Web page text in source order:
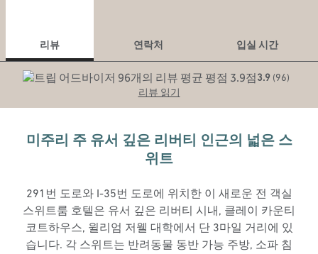
리뷰 연락처
입실 시간
3.9 (96)
리뷰 읽기
미주리 주 유서 깊은 리버티 인근의 넓은 스
위트
291번 도로와 I-35번 도로에 위치한 이 새로운 전 객실
스위트룸 호텔은 유서 깊은 리버티 시내, 클레이 카운티
코트하우스, 윌리엄 저웰 대학에서 단 3마일 거리에 있
습니다. 각 스위트는 반려동물 동반 가능 주방, 소파 침